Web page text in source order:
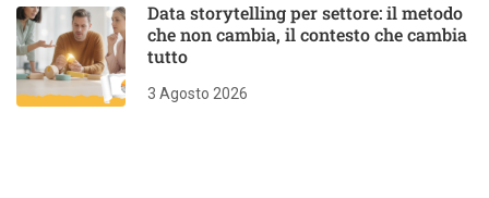
Data storytelling per settore: il metodo
che non cambia, il contesto che cambia
tutto
3 Agosto 2026